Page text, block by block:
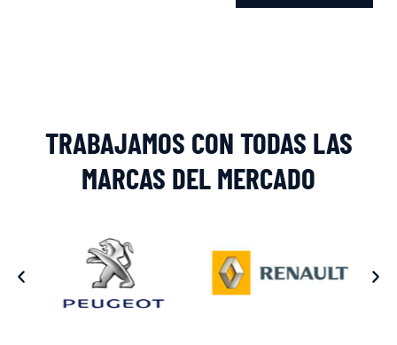
TRABAJAMOS CON TODAS LAS
MARCAS DEL MERCADO